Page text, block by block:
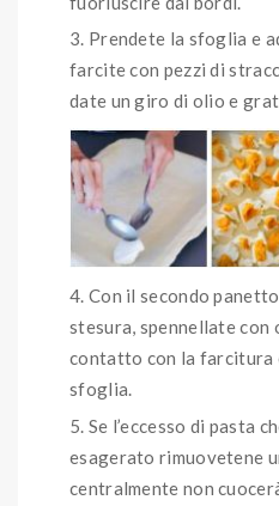
Prendete la sfoglia e
farcite con pezzi di
date un giro di olio e
Con il secondo
stesura, spennellate con
contatto con la farcitura
sfoglia.
Se l’eccesso di pasta
esagerato rimuovetene
centralmente non